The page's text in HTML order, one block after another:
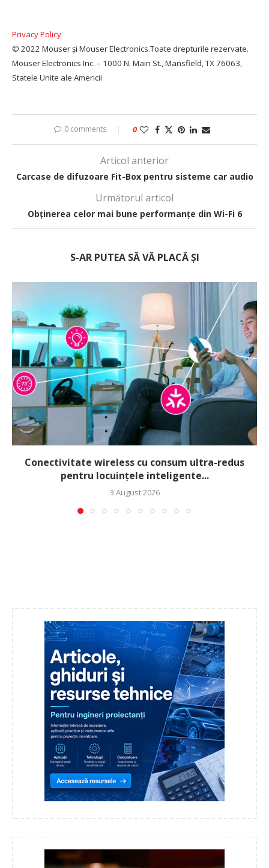
Privacy Policy
© 2022 Mouser și Mouser Electronics.Toate drepturile rezervate.
Mouser Electronics Inc. – 1000 N. Main St., Mansfield, TX 76063,
Statele Unite ale Americii
0 comments 0
Articol anterior
Carcase de difuzoare Fit-Box pentru sisteme car audio
Următorul articol
Obținerea celor mai bune performanțe din Wi-Fi 6
S-AR PUTEA SĂ VĂ PLACĂ ȘI
Conectivitate wireless cu consum ultra-redus
pentru locuințele inteligente...
3 August 2026